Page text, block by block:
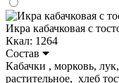
Икра кабачковая с
Ккал: 1264
Состав
Кабачки , морковь,
растительное, хлеб